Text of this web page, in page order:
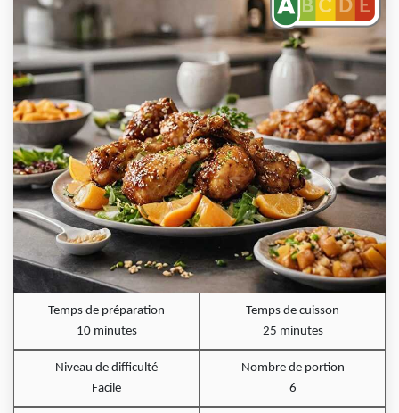
Temps de préparation
10 minutes
Temps de cuisson
25 minutes
Niveau de difficulté
Facile
Nombre de portion
6